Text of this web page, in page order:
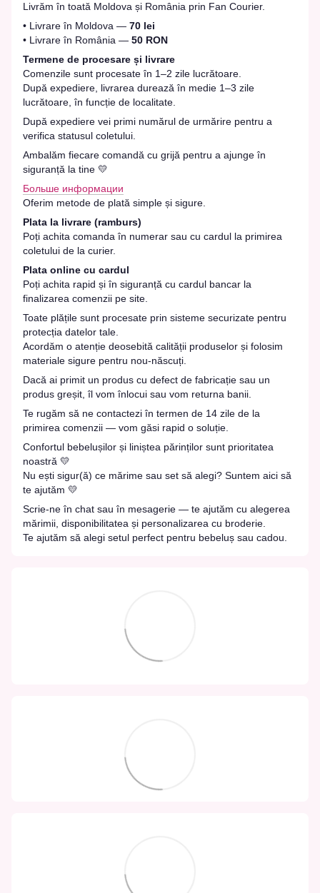
Livrăm în toată Moldova și România prin Fan Courier.
• Livrare în Moldova — 70 lei
• Livrare în România — 50 RON
Termene de procesare și livrare
Comenzile sunt procesate în 1–2 zile lucrătoare.
După expediere, livrarea durează în medie 1–3 zile
lucrătoare, în funcție de localitate.
După expediere vei primi numărul de urmărire pentru a
verifica statusul coletului.
Ambalăm fiecare comandă cu grijă pentru a ajunge în
siguranță la tine 💛
Больше информации
Oferim metode de plată simple și sigure.
Plata la livrare (ramburs)
Poți achita comanda în numerar sau cu cardul la primirea
coletului de la curier.
Plata online cu cardul
Poți achita rapid și în siguranță cu cardul bancar la
finalizarea comenzii pe site.
Toate plățile sunt procesate prin sisteme securizate pentru
protecția datelor tale.
Acordăm o atenție deosebită calității produselor și folosim
materiale sigure pentru nou-născuți.
Dacă ai primit un produs cu defect de fabricație sau un
produs greșit, îl vom înlocui sau vom returna banii.
Te rugăm să ne contactezi în termen de 14 zile de la
primirea comenzii — vom găsi rapid o soluție.
Confortul bebelușilor și liniștea părinților sunt prioritatea
noastră 💛
Nu ești sigur(ă) ce mărime sau set să alegi? Suntem aici să
te ajutăm 💛
Scrie-ne în chat sau în mesagerie — te ajutăm cu alegerea
mărimii, disponibilitatea și personalizarea cu broderie.
Te ajutăm să alegi setul perfect pentru bebeluș sau cadou.